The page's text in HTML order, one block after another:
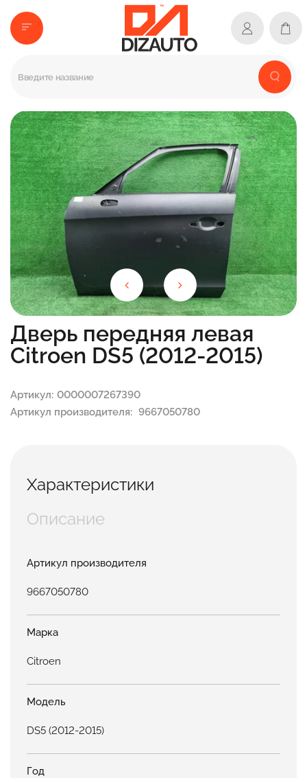
Артикул: 0000007267390
Артикул производителя: 9667050780
Дверь передняя левая
Citroen DS5 (2012-2015)
Характеристики
Описание
Артикул производителя
9667050780
Марка
Citroen
Модель
DS5 (2012-2015)
Год